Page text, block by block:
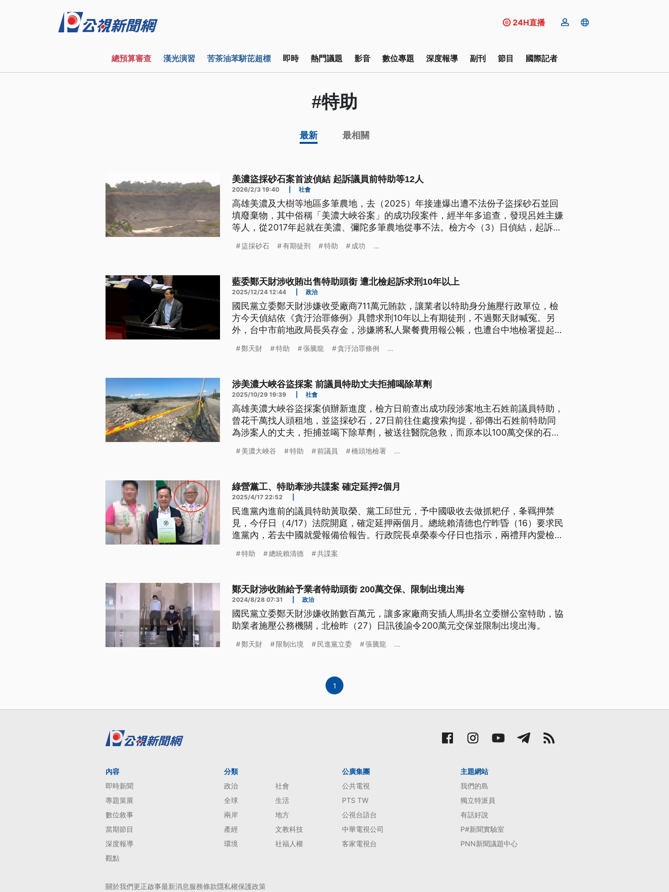
24H直播
總預算審查 漢光演習 苦茶油苯駢芘超標 即時 熱門議題 影音 數位專題 深度報導 副刊 節目 國際記者
#特助
最新 最相關
美濃盜採砂石案首波偵結 起訴議員前特助等12人
2026/2/3 19:40 社會
高雄美濃及大樹等地區多筆農地，去（2025）年接連爆出遭不法份子盜採砂石並回
填廢棄物，其中俗稱「美濃大峽谷案」的成功段案件，經半年多追查，發現呂姓主嫌
等人，從2017年起就在美濃、彌陀多筆農地從事不法。檢方今（3）日偵結，起訴呂
法》裁處行為人各300萬元罰鍰，並要求清除復原。
盜採砂石 有期徒刑 特助 成功 ...
藍委鄭天財涉收賄出售特助頭銜 遭北檢起訴求刑10年以上
2025/12/24 12:44 政治
國民黨立委鄭天財涉嫌收受廠商711萬元賄款，讓業者以特助身分施壓行政單位，檢
方今天偵結依《貪汙治罪條例》具體求刑10年以上有期徒刑，不過鄭天財喊冤。另
外，台中市前地政局長吳存金，涉嫌將私人聚餐費用報公帳，也遭台中地檢署提起公
鄭天財 特助 張騰龍 貪汙治罪條例 ...
涉美濃大峽谷盜採案 前議員特助丈夫拒捕喝除草劑
2025/10/29 19:39 社會
高雄美濃大峽谷盜採案偵辦新進度，檢方日前查出成功段涉案地主石姓前議員特助，
曾花千萬找人頭租地，並盜採砂石，27日前往住處搜索拘提，卻傳出石姓前特助同
為涉案人的丈夫，拒捕並喝下除草劑，被送往醫院急救，而原本以100萬交保的石姓
共12人，檢方持續追查。
美濃大峽谷 特助 前議員 橋頭地檢署 ...
綠營黨工、特助牽涉共諜案 確定延押2個月
2025/4/17 22:52
民進黨內進前的議員特助黃取榮、黨工邱世元，予中國吸收去做抓耙仔，夆羈押禁
見，今仔日（4/17）法院開庭，確定延押兩個月。總統賴清德也佇昨昏（16）要求民
進黨內，若去中國就愛報備佮報告。行政院長卓榮泰今仔日也指示，兩禮拜內愛檢視
（新聞標題、導言為台語文）
特助 總統賴清德 共諜案
鄭天財涉收賄給予業者特助頭銜 200萬交保、限制出境出海
2024/8/28 07:31 政治
國民黨立委鄭天財涉嫌收賄數百萬元，讓多家廠商安插人馬掛名立委辦公室特助，協
助業者施壓公務機關，北檢昨（27）日訊後諭令200萬元交保並限制出境出海。
鄭天財 限制出境 民進黨立委 張騰龍 ...
1
內容
即時新聞
專題策展
數位敘事
當期節目
深度報導
觀點
分類
政治
社會
全球
生活
兩岸
地方
產經
文教科技
環境
社福人權
公廣集團
公共電視
PTS TW
公視台語台
中華電視公司
客家電視台
主題網站
我們的島
獨立特派員
有話好說
P#新聞實驗室
PNN新聞議題中心
關於我們更正啟事最新消息服務條款隱私權保護政策